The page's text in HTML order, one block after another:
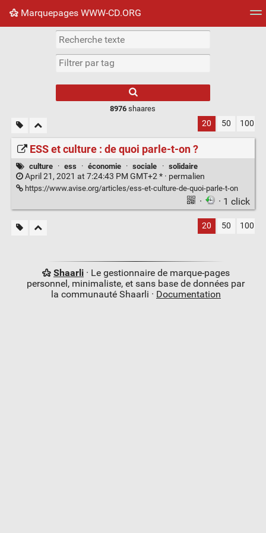
Marquepages WWW-CD.ORG
Nuage de tags Mur d'images
8976 shaares
20 50 100
ESS et culture : de quoi parle-t-on ?
culture · ess · économie · sociale · solidaire
April 21, 2021 at 7:24:43 PM GMT+2 * · permalien
https://www.avise.org/articles/ess-et-culture-de-quoi-parle-t-on
· · 1 click
20 50 100
Shaarli· Le gestionnaire de marque-pages
personnel, minimaliste, et sans base de données par
la communauté Shaarli · Documentation